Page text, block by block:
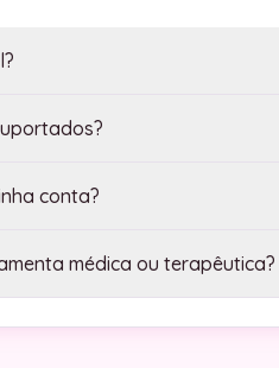
conta?
médica ou terapêutica?